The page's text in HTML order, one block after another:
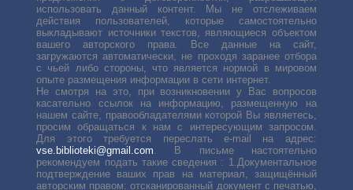
использовать данный контент. Мы не отслеживаем
действия пользователей, которые самостоятельно
выкладывают источники текстов, являющиеся объектом
вашего авторского права. Все данные на сайт,
загружаются автоматически, не проходя заранее отбора
с чьей либо стороны, что является нормой в мировом
опыте размещения информации в сети интернет.
Не смотря на это, при возникновении у Вас вопросов
касательно ссылок на информацию, размещенную на
нашем сайте, правообладателями которой Вы являетесь,
просим обращаться к нам с интересующим запросом.
Для этого требуется переслать е-mail на адрес:
vse.biblioteki@gmail.com . В письме настоятельно
рекомендуем подать такие сведения : 1.Документальное
подтверждение ваших прав на материал, защищённый
авторским правом: отсканированный документ с печатью,